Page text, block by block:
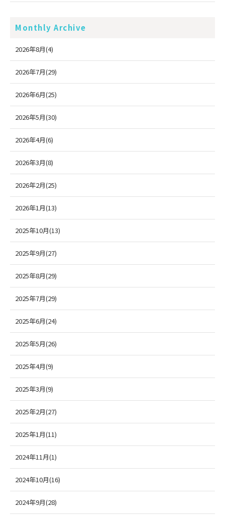
Monthly Archive
2026年8月(4)
2026年7月(29)
2026年6月(25)
2026年5月(30)
2026年4月(6)
2026年3月(8)
2026年2月(25)
2026年1月(13)
2025年10月(13)
2025年9月(27)
2025年8月(29)
2025年7月(29)
2025年6月(24)
2025年5月(26)
2025年4月(9)
2025年3月(9)
2025年2月(27)
2025年1月(11)
2024年11月(1)
2024年10月(16)
2024年9月(28)